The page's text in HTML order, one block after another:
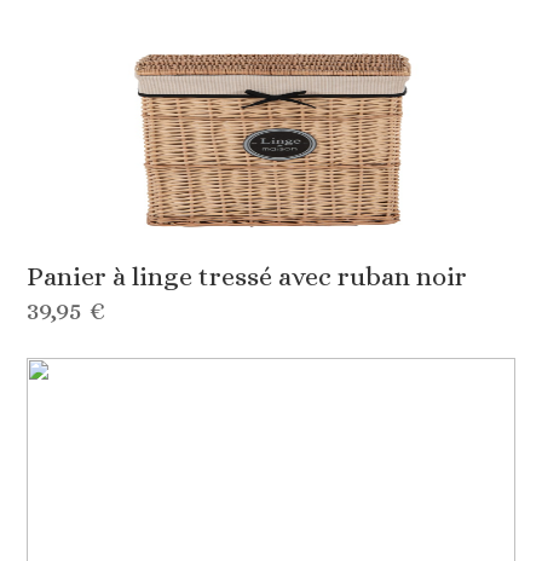
Panier à linge tressé avec ruban noir
39,95 €